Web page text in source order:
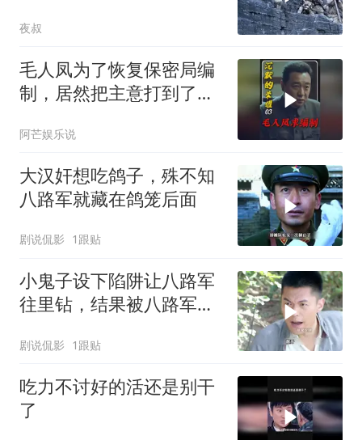
夜叔
毛人凤为了恢复保密局编
制，居然把主意打到了吴
阿芒娱乐说
大汉奸想吃鸽子，殊不知
八路军就藏在鸽笼后面
剧说侃影 1跟贴
小鬼子设下陷阱让八路军
往里钻，结果被八路军团
剧说侃影 1跟贴
吃力不讨好的活还是别干
了